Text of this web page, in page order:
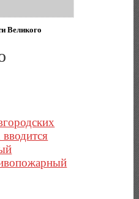
Великого
вводится